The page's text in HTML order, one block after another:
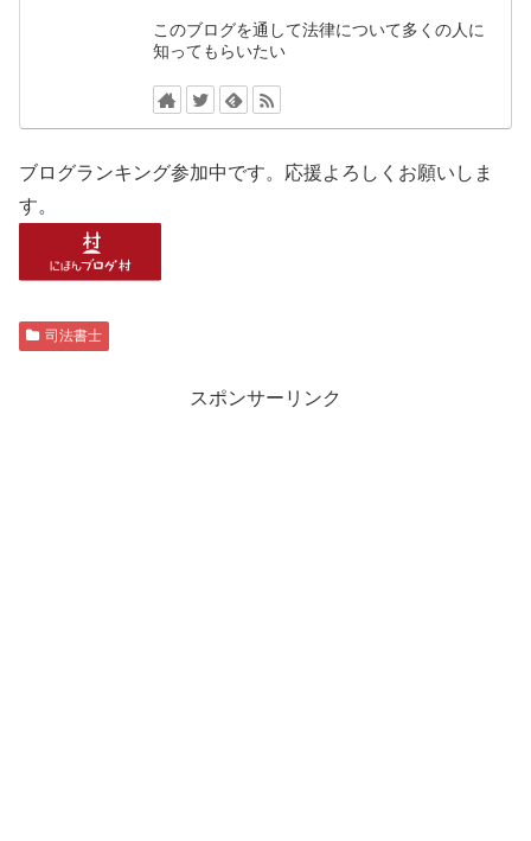
このブログを通して法律について多くの人に
知ってもらいたい
ブログランキング参加中です。応援よろしくお願いしま
す。
司法書士
スポンサーリンク